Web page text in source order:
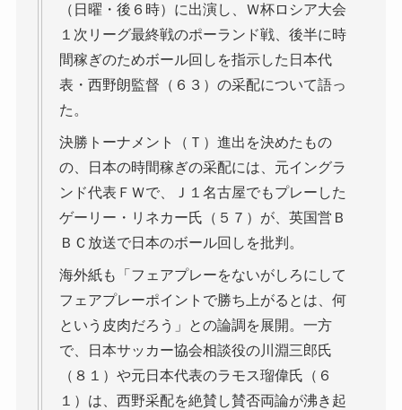
（日曜・後６時）に出演し、Ｗ杯ロシア大会
１次リーグ最終戦のポーランド戦、後半に時
間稼ぎのためボール回しを指示した日本代
表・西野朗監督（６３）の采配について語っ
た。
決勝トーナメント（Ｔ）進出を決めたもの
の、日本の時間稼ぎの采配には、元イングラ
ンド代表ＦＷで、Ｊ１名古屋でもプレーした
ゲーリー・リネカー氏（５７）が、英国営Ｂ
ＢＣ放送で日本のボール回しを批判。
海外紙も「フェアプレーをないがしろにして
フェアプレーポイントで勝ち上がるとは、何
という皮肉だろう」との論調を展開。一方
で、日本サッカー協会相談役の川淵三郎氏
（８１）や元日本代表のラモス瑠偉氏（６
１）は、西野采配を絶賛し賛否両論が沸き起